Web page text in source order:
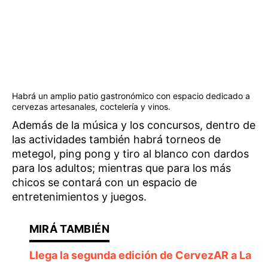
Habrá un amplio patio gastronómico con espacio dedicado a
cervezas artesanales, coctelería y vinos.
Además de la música y los concursos, dentro de
las actividades también habrá torneos de
metegol, ping pong y tiro al blanco con dardos
para los adultos; mientras que para los más
chicos se contará con un espacio de
entretenimientos y juegos.
Llega la segunda edición de CervezAR a La